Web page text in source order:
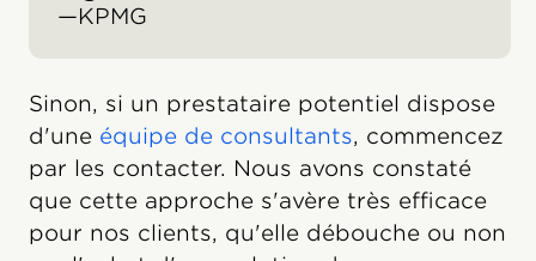
‍—KPMG
Sinon, si un prestataire potentiel dispose
d'une équipe de consultants, commencez
par les contacter. Nous avons constaté
que cette approche s'avère très efficace
pour nos clients, qu'elle débouche ou non